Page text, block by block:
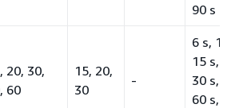
90 s
20, 30,
60
15, 20,
30
-
6 s, 10
15 s,
30 s,
60 s,